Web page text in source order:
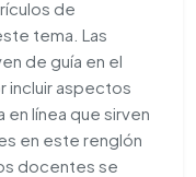
de
tema. Las
de guía en el
incluir aspectos
línea que sirven
en este renglón
docentes se